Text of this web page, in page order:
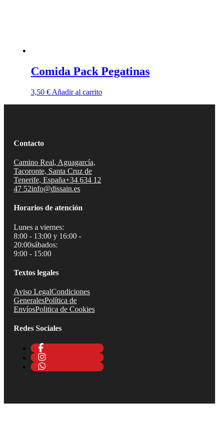
Comida Pack Pegatinas
3,50 € Añadir al carrito
Contacto
Camino Real, Aguagarcía,
Tacoronte, Santa Cruz de
Tenerife, España+34 634 12
47 52info@dissain.es
Horarios de atención
Lunes a viernes:
8:00 - 13:00 y 16:00 -
20:00sábados:
9:00 - 15:00
Textos legales
Aviso LegalCondiciones
GeneralesPolítica de
EnvíosPolitica de Cookies
Redes Sociales